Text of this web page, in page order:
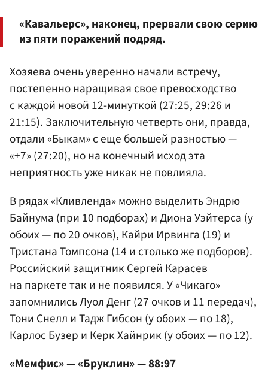
«Кавальерс», наконец, прервали свою серию
из пяти поражений подряд.
Хозяева очень уверенно начали встречу,
постепенно наращивая свое превосходство
с каждой новой 12-минуткой (27:25, 29:26 и
21:15). Заключительную четверть они, правда,
отдали «Быкам» с еще большей разностью —
«+7» (27:20), но на конечный исход эта
неприятность уже никак не повлияла.
В рядах «Кливленда» можно выделить Эндрю
Байнума (при 10 подборах) и Диона Уэйтерса (у
обоих — по 20 очков), Кайри Ирвинга (19) и
Тристана Томпсона (14 и столько же подборов).
Российский защитник Сергей Карасев
на паркете так и не появился. У «Чикаго»
запомнились Луол Денг (27 очков и 11 передач),
Тони Снелл иТадж Гибсон(у обоих — по 18),
Карлос Бузер и Керк Хайнрик (у обоих — по 12).
«Мемфис» — «Бруклин» — 88:97